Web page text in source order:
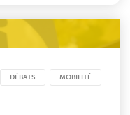
DÉBATS MOBILITÉ